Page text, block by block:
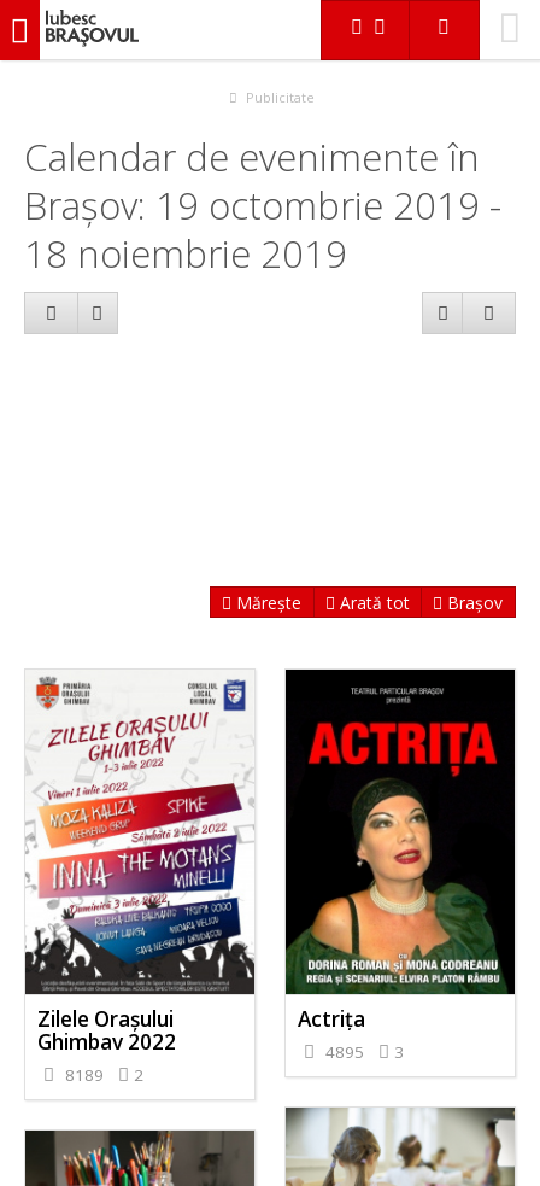
iubescbraşovul.ro
Publicitate
Calendar de evenimente în
Brașov: 19 octombrie 2019 -
18 noiembrie 2019
Mărește Arată tot Brașov
Zilele Orașului
Ghimbav 2022
8189 2
Actriţa
4895 3